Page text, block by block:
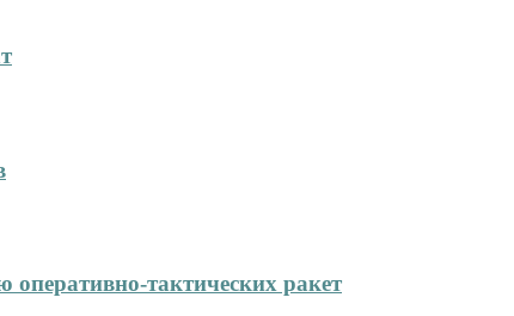
оперативно-тактических ракет